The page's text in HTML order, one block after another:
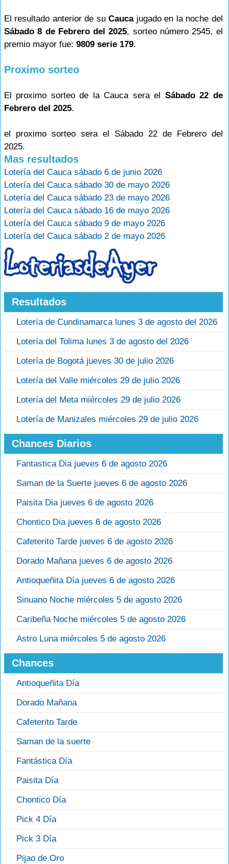
El resultado anterior de suCaucajugado en la noche del
Sábado 8 de Febrero del 2025, sorteo número 2545, el
premio mayor fue: 9809 serie 179.
Proximo sorteo
El proximo sorteo de la Cauca sera el Sábado 22 de
Febrero del 2025.
el proximo sorteo sera el Sábado 22 de Febrero del
2025.
Mas resultados
Lotería del Cauca sábado 6 de junio 2026
Lotería del Cauca sábado 30 de mayo 2026
Lotería del Cauca sábado 23 de mayo 2026
Lotería del Cauca sábado 16 de mayo 2026
Lotería del Cauca sábado 9 de mayo 2026
Lotería del Cauca sábado 2 de mayo 2026
Resultados
Lotería de Cundinamarca lunes 3 de agosto del 2026
Lotería del Tolima lunes 3 de agosto del 2026
Lotería de Bogotá jueves 30 de julio 2026
Lotería del Valle miércoles 29 de julio 2026
Lotería del Meta miércoles 29 de julio 2026
Lotería de Manizales miércoles 29 de julio 2026
Chances Diarios
Fantastica Dia jueves 6 de agosto 2026
Saman de la Suerte jueves 6 de agosto 2026
Paisita Dia jueves 6 de agosto 2026
Chontico Dia jueves 6 de agosto 2026
Cafeterito Tarde jueves 6 de agosto 2026
Dorado Mañana jueves 6 de agosto 2026
Antioqueñita Día jueves 6 de agosto 2026
Sinuano Noche miércoles 5 de agosto 2026
Caribeña Noche miércoles 5 de agosto 2026
Astro Luna miércoles 5 de agosto 2026
Chances
Antioqueñita Día
Dorado Mañana
Cafeterito Tarde
Saman de la suerte
Fantástica Día
Paisita Día
Chontico Día
Pick 4 Día
Pick 3 Día
Pijao de Oro